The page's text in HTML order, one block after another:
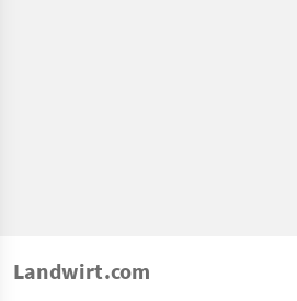
Landwirt.com